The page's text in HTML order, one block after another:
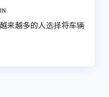
来越多的人选择将车辆